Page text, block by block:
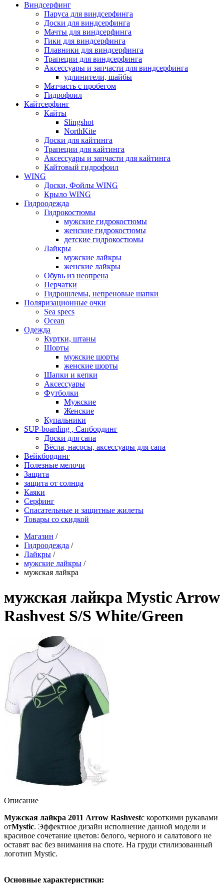
Виндсерфинг
Паруса для виндсерфинга
Доски для виндсерфинга
Мачты для виндсерфинга
Гики для виндсерфинга
Плавники для виндсерфинга
Трапеции для виндсерфинга
Аксессуары и запчасти для виндсерфинга
удлинители, шайбы
Матчасть с пробегом
Гидрофоил
Кайтсерфинг
Кайты
Slingshot
NorthKite
Доски для кайтинга
Трапеции для кайтинга
Аксессуары и запчасти для кайтинга
Кайтовый гидрофоил
WING
Доски, Фойлы WING
Крыло WING
Гидроодежда
Гидрокостюмы
мужские гидрокостюмы
женские гидрокостюмы
детские гидрокостюмы
Лайкры
мужские лайкры
женские лайкры
Обувь из неопрена
Перчатки
Гидрошлемы, непреновые шапки
Поляризационные очки
Sea specs
Ocean
Одежда
Куртки, штаны
Шорты
мужские шорты
женские шорты
Шапки и кепки
Аксессуары
Футболки
Мужские
Женские
Купальники
SUP-boarding , Сапбординг
Доски для сапа
Вёсла, насосы, аксессуары для сапа
Вейкбординг
Полезные мелочи
Защита
защита от солнца
Каяки
Серфинг
Спасательные и защитные жилеты
Товары со скидкой
Магазин /
Гидроодежда /
Лайкры /
мужские лайкры /
мужская лайкра
мужская лайкра Mystic Arrow
Rashvest S/S White/Green
Описание
Мужская лайкра 2011 Arrow Rashvestс короткими рукавами
отMystic. Эффектное дизайн исполнение данной модели и
красивое сочетание цветов: белого, черного и салатового не
оставят вас без внимания на споте. На груди стилизованный
логотип Mystic.
Основные характеристики: